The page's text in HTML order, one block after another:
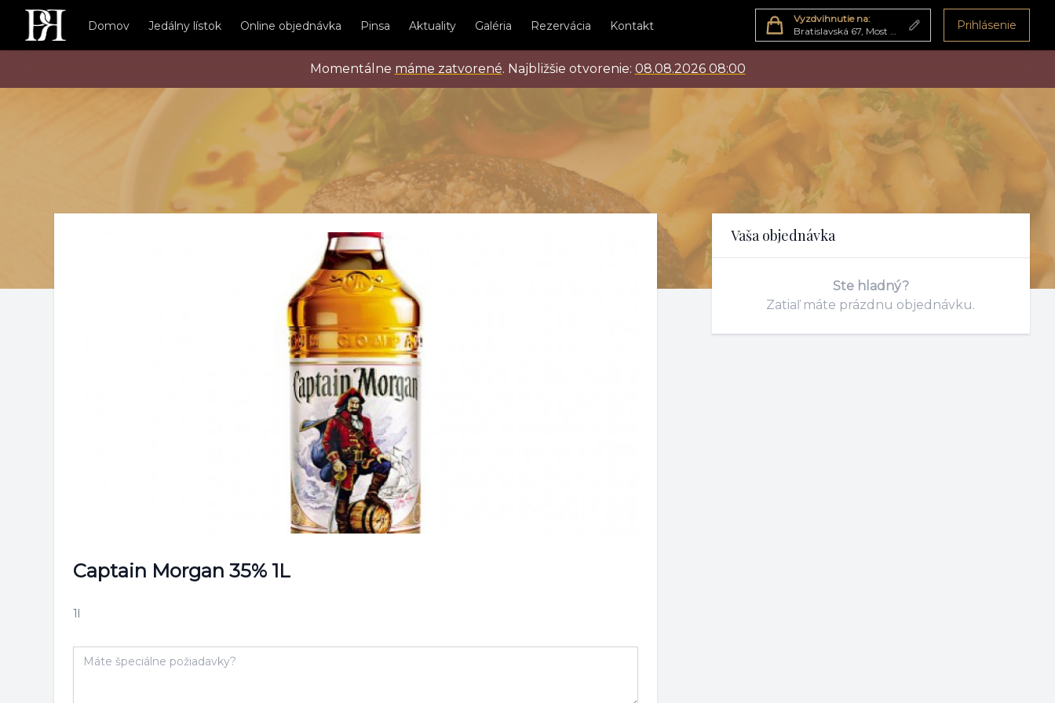
Domov Jedálny lístok Online objednávka Pinsa Aktuality Galéria Rezervácia Kontakt
Vyzdvihnutie na:
Bratislavská 67, Most pri Bratislave
Prihlásenie
Momentálne máme zatvorené. Najbližšie otvorenie: 08.08.2026 08:00
Captain Morgan 35% 1L
1l
Vaša objednávka
Ste hladný?
Zatiaľ máte prázdnu objednávku.